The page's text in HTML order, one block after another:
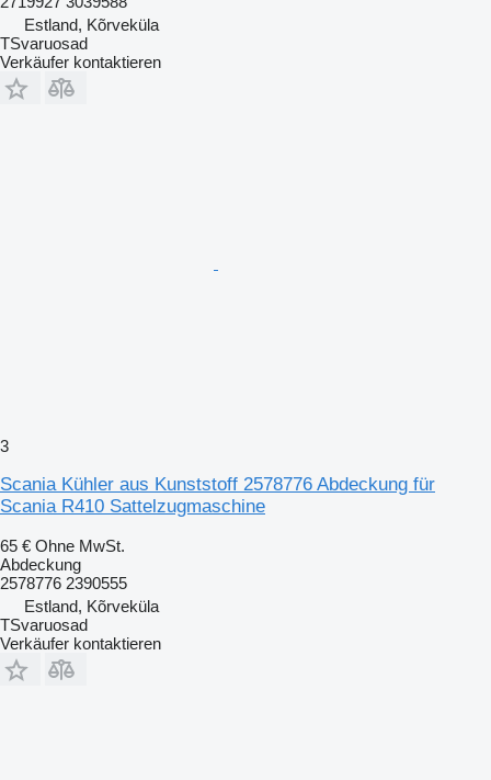
Estland, Kõrveküla
TSvaruosad
Verkäufer kontaktieren
3
Scania Kühler aus Kunststoff 2578776 Abdeckung für
Scania R410 Sattelzugmaschine
65 € Ohne MwSt.
Abdeckung
2578776 2390555
Estland, Kõrveküla
TSvaruosad
Verkäufer kontaktieren